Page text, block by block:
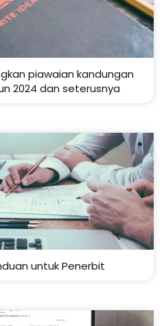
piawaian kandungan
2024 dan seterusnya
untuk Penerbit